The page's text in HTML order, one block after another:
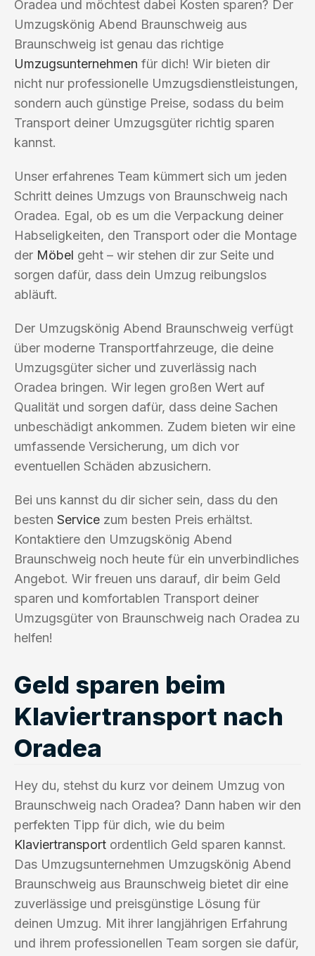
Oradea und möchtest dabei Kosten sparen? Der
Umzugskönig Abend Braunschweig aus
Braunschweig ist genau das richtige
Umzugsunternehmen für dich! Wir bieten dir
nicht nur professionelle Umzugsdienstleistungen,
sondern auch günstige Preise, sodass du beim
Transport deiner Umzugsgüter richtig sparen
kannst.
Unser erfahrenes Team kümmert sich um jeden
Schritt deines Umzugs von Braunschweig nach
Oradea. Egal, ob es um die Verpackung deiner
Habseligkeiten, den Transport oder die Montage
der Möbel geht – wir stehen dir zur Seite und
sorgen dafür, dass dein Umzug reibungslos
abläuft.
Der Umzugskönig Abend Braunschweig verfügt
über moderne Transportfahrzeuge, die deine
Umzugsgüter sicher und zuverlässig nach
Oradea bringen. Wir legen großen Wert auf
Qualität und sorgen dafür, dass deine Sachen
unbeschädigt ankommen. Zudem bieten wir eine
umfassende Versicherung, um dich vor
eventuellen Schäden abzusichern.
Bei uns kannst du dir sicher sein, dass du den
besten Service zum besten Preis erhältst.
Kontaktiere den Umzugskönig Abend
Braunschweig noch heute für ein unverbindliches
Angebot. Wir freuen uns darauf, dir beim Geld
sparen und komfortablen Transport deiner
Umzugsgüter von Braunschweig nach Oradea zu
helfen!
Geld sparen beim
Klaviertransport nach
Oradea
Hey du, stehst du kurz vor deinem Umzug von
Braunschweig nach Oradea? Dann haben wir den
perfekten Tipp für dich, wie du beim
Klaviertransport ordentlich Geld sparen kannst.
Das Umzugsunternehmen Umzugskönig Abend
Braunschweig aus Braunschweig bietet dir eine
zuverlässige und preisgünstige Lösung für
deinen Umzug. Mit ihrer langjährigen Erfahrung
und ihrem professionellen Team sorgen sie dafür,